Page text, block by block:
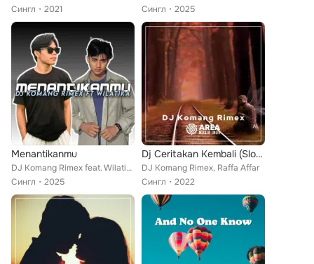
Сингл
2021
Сингл
2025
Menantikanmu
DJ Komang Rimex feat. Wilatika
Сингл
2025
Dj Ceritakan Kembali (Slow Remix)
DJ Komang Rimex, Raffa Affar
Сингл
2022